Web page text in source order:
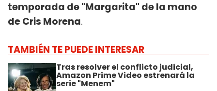
temporada de "Margarita" de la mano
de Cris Morena.
TAMBIÉN TE PUEDE INTERESAR
Tras resolver el conflicto judicial,
Amazon Prime Video estrenará la
serie "Menem"